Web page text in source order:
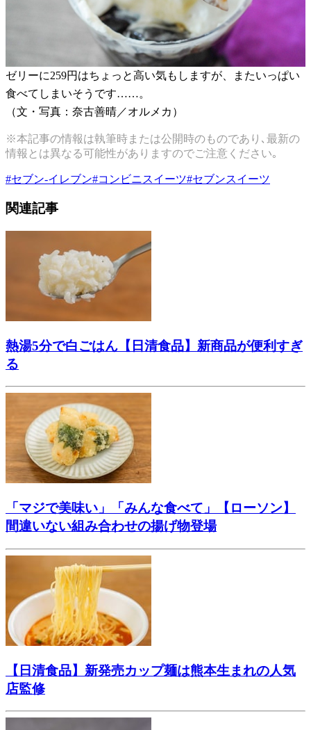
ゼリーに259円はちょっと高い気もしますが、またいっぱい
食べてしまいそうです……。
（文・写真：奈古善晴／オルメカ）
※本記事の情報は執筆時または公開時のものであり､最新の
情報とは異なる可能性がありますのでご注意ください｡
#セブン-イレブン#コンビニスイーツ#セブンスイーツ
関連記事
熱湯5分で白ごはん【日清食品】新商品が便利すぎ
る
「マジで美味い」「みんな食べて」【ローソン】
間違いない組み合わせの揚げ物登場
【日清食品】新発売カップ麺は熊本生まれの人気
店監修